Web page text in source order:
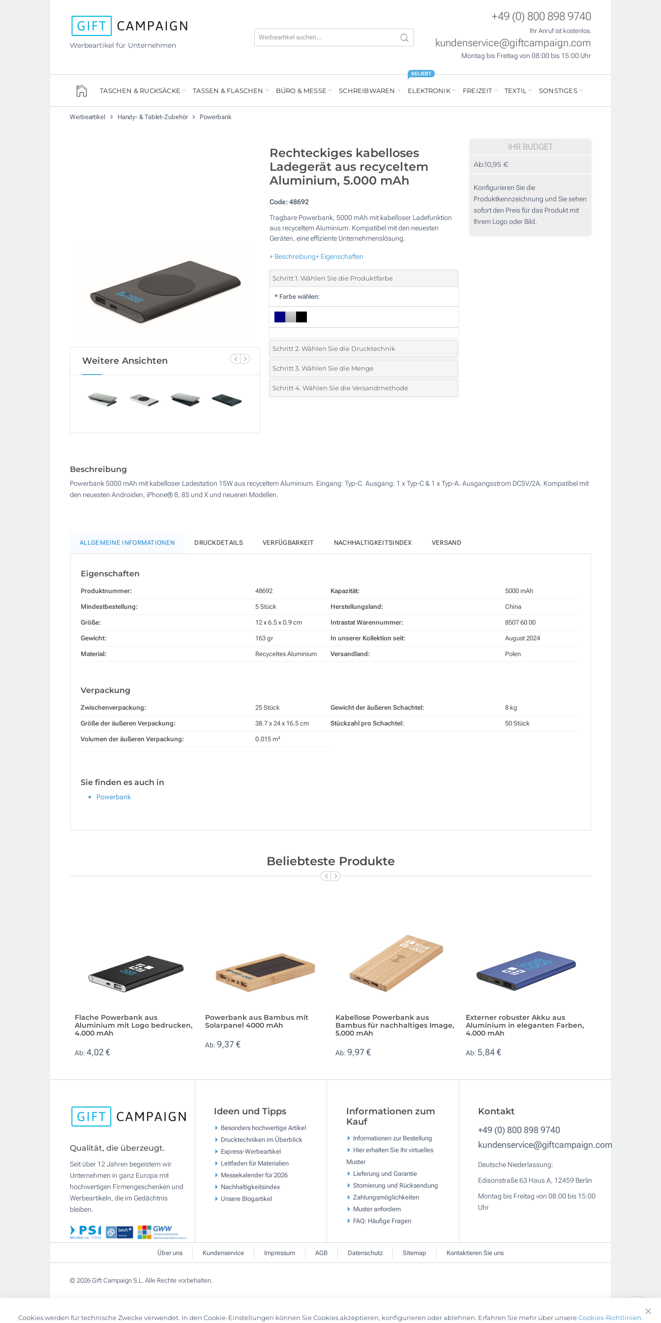
Werbeartikel für Unternehmen
+49 (0) 800 898 9740
Ihr Anruf ist kostenlos.
kundenservice@giftcampaign.com
Montag bis Freitag von 08:00 bis 15:00 Uhr
TASCHEN & RUCKSÄCKE TASSEN & FLASCHEN BÜRO & MESSE SCHREIBWAREN ELEKTRONIK
BELIEBT
FREIZEIT TEXTIL SONSTIGES
Werbeartikel Handy- & Tablet-Zubehör Powerbank
Weitere Ansichten
Rechteckiges kabelloses
Ladegerät aus recyceltem
Aluminium, 5.000 mAh
Code:48692
Tragbare Powerbank, 5000 mAh mit kabelloser Ladefunktion
aus recyceltem Aluminium. Kompatibel mit den neuesten
Geräten, eine effiziente Unternehmenslösung.
+ Beschreibung+ Eigenschaften
Schritt 1. Wählen Sie die Produktfarbe
* Farbe wählen:
Schritt 2. Wählen Sie die Drucktechnik
*Wählen Sie die Druck- und Farbtechniken für Ihr Logo:
1 Farbig (Auf der Vorderseite)
Lasergravur (Auf der Vorderseite)
Schritt 3. Wählen Sie die Menge
*Bitte wählen Sie Ihre gewünschte Menge
50
Schritt 4. Wählen Sie die Versandmethode
IHR BUDGET
Ab:10,95 €
Konfigurieren Sie die
Produktkennzeichnung und Sie sehen
sofort den Preis für das Produkt mit
Ihrem Logo oder Bild.
Beschreibung
Powerbank 5000 mAh mit kabelloser Ladestation 15W aus recyceltem Aluminium. Eingang: Typ-C. Ausgang: 1 x Typ-C & 1 x Typ-A. Ausgangsstrom DC5V/2A. Kompatibel mit
den neuesten Androiden, iPhone® 8, 8S und X und neueren Modellen.
ALLGEMEINE INFORMATIONEN DRUCKDETAILS VERFÜGBARKEIT NACHHALTIGKEITSINDEX VERSAND
Eigenschaften
Produktnummer: 48692
Mindestbestellung: 5 Stück
Größe: 12 x 6.5 x 0.9 cm
Gewicht: 163 gr
Material: Recyceltes Aluminium
Kapazität: 5000 mAh
Herstellungsland: China
Intrastat Warennummer: 8507 60 00
In unserer Kollektion seit: August 2024
Versandland: Polen
Verpackung
Zwischenverpackung: 25 Stück
Größe der äußeren Verpackung: 38.7 x 24 x 16.5 cm
Volumen der äußeren Verpackung: 0.015 m³
Gewicht der äußeren Schachtel: 8 kg
Stückzahl pro Schachtel: 50 Stück
Sie finden es auch in
Powerbank
Beliebteste Produkte
Flache Powerbank aus
Aluminium mit Logo bedrucken,
4.000 mAh
Ab: 4,02 €
Powerbank aus Bambus mit
Solarpanel 4000 mAh
Ab: 9,37 €
Kabellose Powerbank aus
Bambus für nachhaltiges Image,
5.000 mAh
Ab: 9,97 €
Externer robuster Akku aus
Aluminium in eleganten Farben,
4.000 mAh
Ab: 5,84 €
Qualität, die überzeugt.
Seit über 12 Jahren begeistern wir
Unternehmen in ganz Europa mit
hochwertigen Firmengeschenken und
Werbeartikeln, die im Gedächtnis
bleiben.
Ideen und Tipps
Besonders hochwertige Artikel
Drucktechniken im Überblick
Express-Werbeartikel
Leitfaden für Materialien
Messekalender für 2026
Nachhaltigkeitsindex
Unsere Blogartikel
Informationen zum
Kauf
Informationen zur Bestellung
Hier erhalten Sie Ihr virtuelles
Muster
Lieferung und Garantie
Stornierung und Rücksendung
Zahlungsmöglichkeiten
Muster anfordern
FAQ: Häufige Fragen
Kontakt
+49 (0) 800 898 9740
kundenservice@giftcampaign.com
Deutsche Niederlassung:
Edisonstraße 63 Haus A, 12459 Berlin
Montag bis Freitag von 08:00 bis 15:00
Uhr
Über uns Kundenservice Impressum AGB Datenschutz Sitemap Kontaktieren Sie uns
© 2026 Gift Campaign S.L. Alle Rechte vorbehalten.
Cookies werden für technische Zwecke verwendet. In den Cookie-Einstellungen können Sie Cookies akzeptieren, konfigurieren oder ablehnen. Erfahren Sie mehr über unsereCookies-Richtlinien.